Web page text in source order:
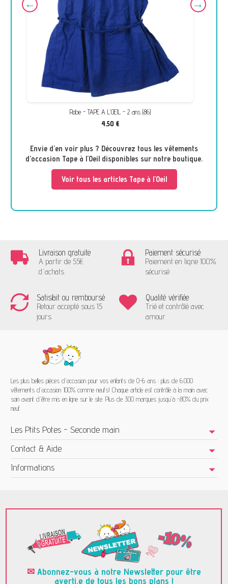
Robe - TAPE A L'OEIL - 2 ans (86)
4,50 €
Envie d'en voir plus ? Découvrez tous les vêtements
d’occasion Tape à l'Oeil disponibles sur notre boutique.
Voir tous les articles Tape à l'Oeil
Livraison gratuite
A partir de 55€
d'achats
Paiement sécurisé
Paiement en ligne 100%
sécurisé
Satisfait ou remboursé
Retour accepté sous 15
jours
Qualité vérifiée
Trié et contrôlé avec
amour
Les plus belles pièces d'occasion pour vos enfants de 0-6 ans : plus de 6.000
vêtements d'occasion 100% comme neufs! Chaque article est contrôlé à la main avec
soin avant d'être mis en ligne sur le site. Plus de 300 marques jusqu'à -80% du prix
neuf.
Les Ptits Potes - Seconde main
Contact & Aide
Informations
✉ Abonnez-vous à notre Newsletter pour être
averti.e de tous les bons plans !